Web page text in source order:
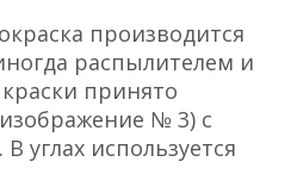
производится
распылителем и
принято
№ 3) с
углах используется